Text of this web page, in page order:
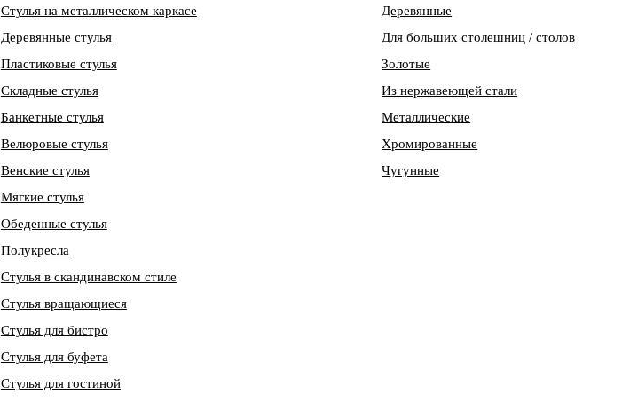
Стулья на металлическом каркасе
Деревянные стулья
Пластиковые стулья
Складные стулья
Банкетные стулья
Велюровые стулья
Венские стулья
Мягкие стулья
Обеденные стулья
Полукресла
Стулья в скандинавском стиле
Стулья вращающиеся
Стулья для бистро
Стулья для буфета
Стулья для гостиной
Деревянные
Для больших столешниц / столов
Золотые
Из нержавеющей стали
Металлические
Хромированные
Чугунные